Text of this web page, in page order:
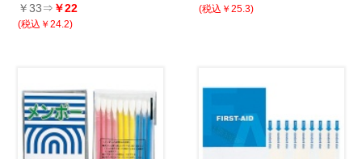
￥33⇒ ￥22
(税込￥24.2)
(税込￥25.3)